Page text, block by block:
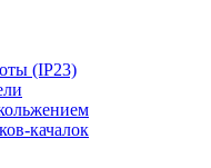
(IP23)
качалок